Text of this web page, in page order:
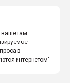
ваше там
в
интернетом"